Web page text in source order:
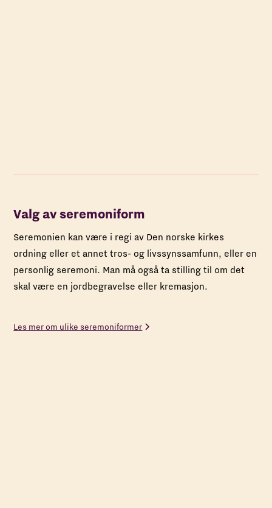
Valg av seremoniform
Seremonien kan være i regi av Den norske kirkes
ordning eller et annet tros- og livssynssamfunn, eller en
personlig seremoni. Man må også ta stilling til om det
skal være en jordbegravelse eller kremasjon.
Les mer om ulike seremoniformer